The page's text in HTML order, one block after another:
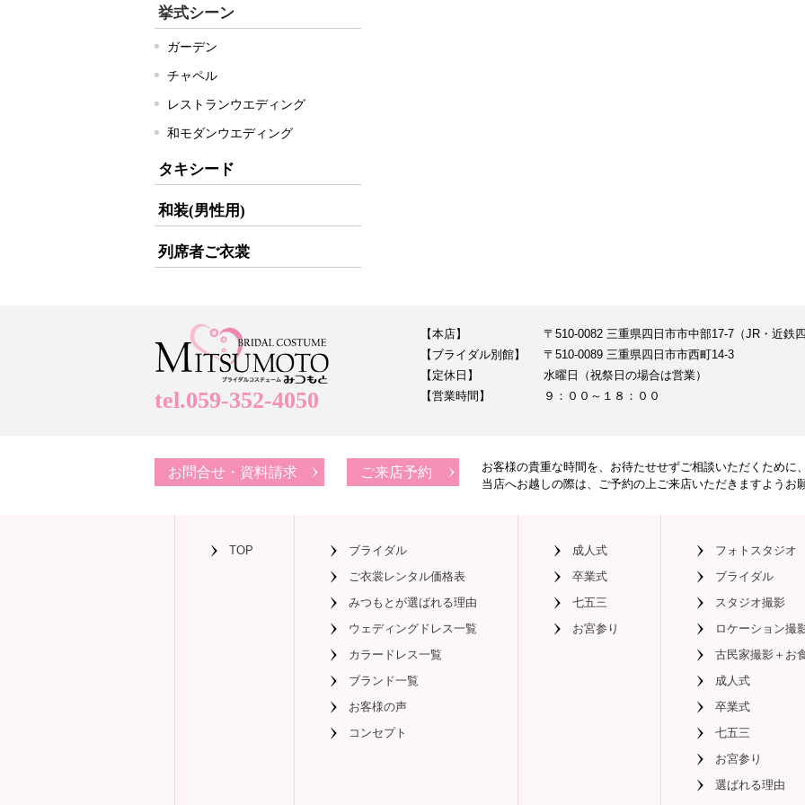
挙式シーン
ガーデン
チャペル
レストランウエディング
和モダンウエディング
タキシード
和装(男性用)
列席者ご衣裳
tel.059-352-4050
【本店】
〒510-0082 三重県四日市市中部17-7（JR・近鉄
【ブライダル別館】
〒510-0089 三重県四日市市西町14-3
【定休日】
水曜日（祝祭日の場合は営業）
【営業時間】
９：００～１８：００
お問合せ・資料請求 ご来店予約
お客様の貴重な時間を、お待たせせずご相談いただくために、
当店へお越しの際は、 ご予約の上ご来店いただきますようお
TOP
ブライダル
ご衣裳レンタル価格表
みつもとが選ばれる理由
ウェディングドレス一覧
カラードレス一覧
ブランド一覧
お客様の声
コンセプト
成人式
卒業式
七五三
お宮参り
フォトスタジオ
ブライダル
スタジオ撮影
ロケーション撮
古民家撮影＋お
成人式
卒業式
七五三
お宮参り
選ばれる理由